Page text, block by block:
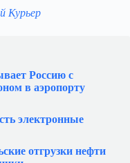
Курьер
Россию с
в аэропорту
электронные
отгрузки нефти